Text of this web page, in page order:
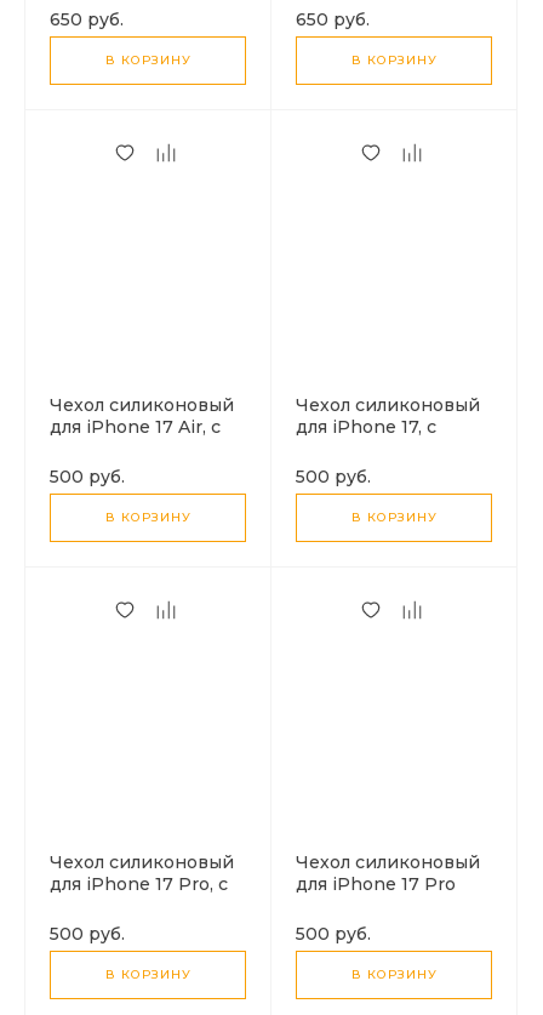
(MagSafe), X-CASE,
прозрачный
650 руб.
В КОРЗИНУ
(MagSafe), X-CASE,
прозрачный
650 руб.
В КОРЗИНУ
Чехол силиконовый
для iPhone 17 Air, с
внутри, с защитой
камеры, X-CASE,
черный
500 руб.
В КОРЗИНУ
Чехол силиконовый
для iPhone 17, с
внутри, с защитой
камеры, X-CASE,
черный
500 руб.
В КОРЗИНУ
Чехол силиконовый
для iPhone 17 Pro, с
внутри, с защитой
камеры, X-CASE,
черный
500 руб.
В КОРЗИНУ
Чехол силиконовый
для iPhone 17 Pro
внутри, с защитой
камеры, X-CASE,
черный
500 руб.
В КОРЗИНУ